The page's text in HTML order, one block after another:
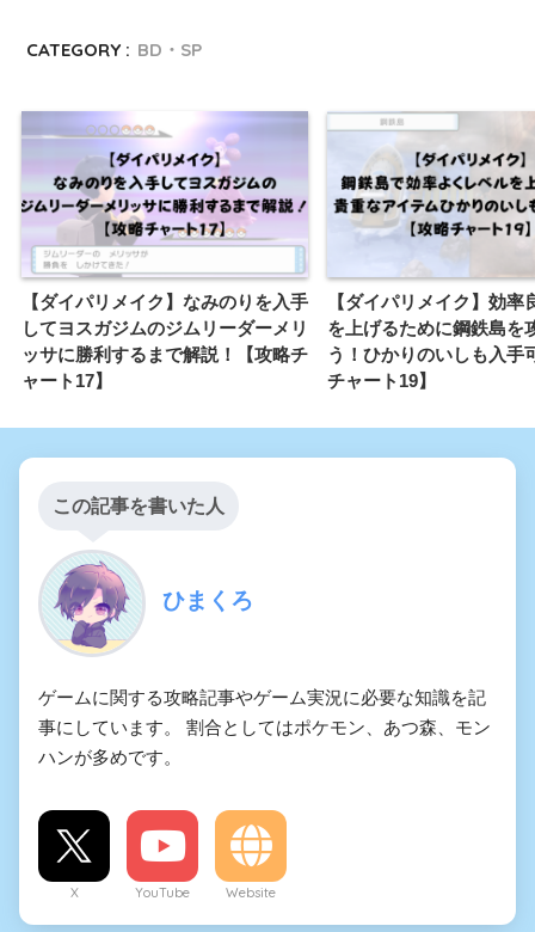
CATEGORY : BD・SP
【ダイパリメイク】なみのりを入手
してヨスガジムのジムリーダーメリ
ッサに勝利するまで解説！【攻略チ
ャート17】
【ダイパリメイク】効率
を上げるために鋼鉄島を
う！ひかりのいしも入手
チャート19】
この記事を書いた人
ひまくろ
ゲームに関する攻略記事やゲーム実況に必要な知識を記
事にしています。 割合としてはポケモン、あつ森、モン
ハンが多めです。
X YouTube Website